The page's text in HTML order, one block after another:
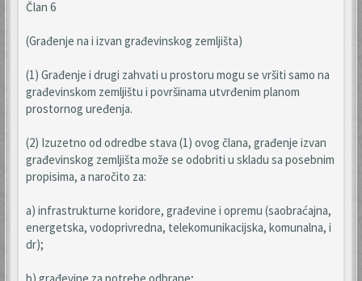
Član 6
(Građenje na i izvan građevinskog zemljišta)
(1) Građenje i drugi zahvati u prostoru mogu se vršiti samo na
građevinskom zemljištu i površinama utvrđenim planom
prostornog uređenja.
(2) Izuzetno od odredbe stava (1) ovog člana, građenje izvan
građevinskog zemljišta može se odobriti u skladu sa posebnim
propisima, a naročito za:
a) infrastrukturne koridore, građevine i opremu (saobraćajna,
energetska, vodoprivredna, telekomunikacijska, komunalna, i
dr);